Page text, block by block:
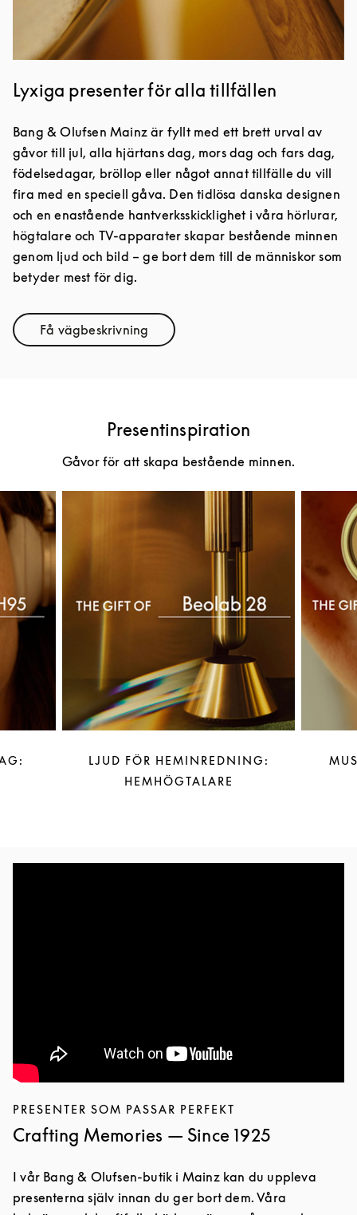
Lyxiga presenter för alla tillfällen
Bang & Olufsen Mainz är fyllt med ett brett urval av
gåvor till jul, alla hjärtans dag, mors dag och fars dag,
födelsedagar, bröllop eller något annat tillfälle du vill
fira med en speciell gåva. Den tidlösa danska designen
och en enastående hantverksskicklighet i våra hörlurar,
högtalare och TV-apparater skapar bestående minnen
genom ljud och bild – ge bort dem till de människor som
betyder mest för dig.
Få vägbeskrivningLink Opens in New Tab
Presentinspiration
Gåvor för att skapa bestående minnen.
LJUD FÖR HEMINREDNING:
HEMHÖGTALARE
PRESENTER SOM PASSAR PERFEKT
Crafting Memories — Since 1925
I vår Bang & Olufsen-butik i Mainz kan du uppleva
presenterna själv innan du ger bort dem. Våra